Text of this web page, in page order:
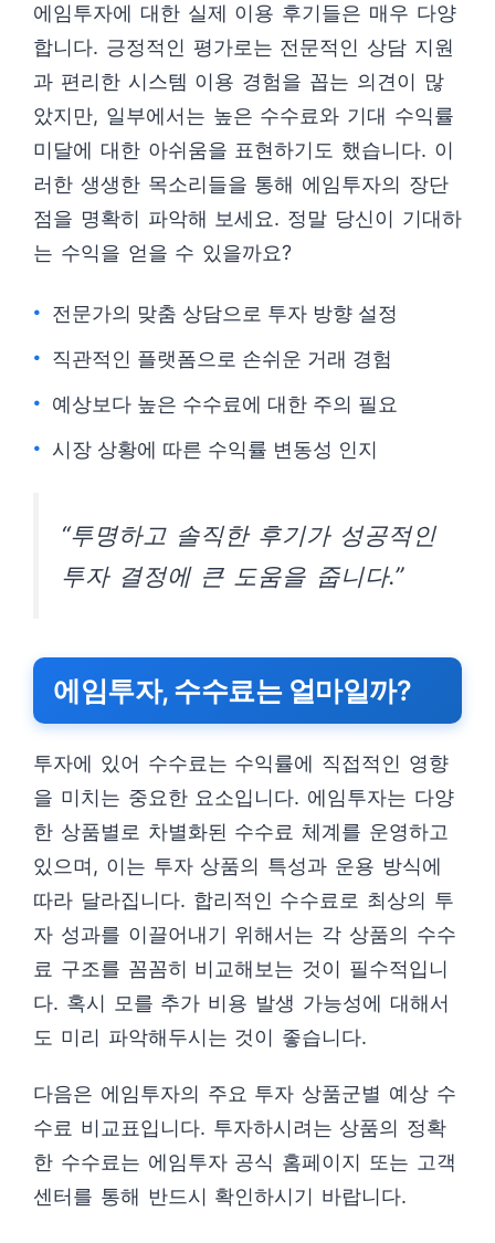
에임투자에 대한 실제 이용 후기들은 매우 다양
합니다. 긍정적인 평가로는 전문적인 상담 지원
과 편리한 시스템 이용 경험을 꼽는 의견이 많
았지만, 일부에서는 높은 수수료와 기대 수익률
미달에 대한 아쉬움을 표현하기도 했습니다. 이
러한 생생한 목소리들을 통해 에임투자의 장단
점을 명확히 파악해 보세요. 정말 당신이 기대하
는 수익을 얻을 수 있을까요?
전문가의 맞춤 상담으로 투자 방향 설정
직관적인 플랫폼으로 손쉬운 거래 경험
예상보다 높은 수수료에 대한 주의 필요
시장 상황에 따른 수익률 변동성 인지
“투명하고 솔직한 후기가 성공적인
투자 결정에 큰 도움을 줍니다.”
에임투자, 수수료는 얼마일까?
투자에 있어 수수료는 수익률에 직접적인 영향
을 미치는 중요한 요소입니다. 에임투자는 다양
한 상품별로 차별화된 수수료 체계를 운영하고
있으며, 이는 투자 상품의 특성과 운용 방식에
따라 달라집니다. 합리적인 수수료로 최상의 투
자 성과를 이끌어내기 위해서는 각 상품의 수수
료 구조를 꼼꼼히 비교해보는 것이 필수적입니
다. 혹시 모를 추가 비용 발생 가능성에 대해서
도 미리 파악해두시는 것이 좋습니다.
다음은 에임투자의 주요 투자 상품군별 예상 수
수료 비교표입니다. 투자하시려는 상품의 정확
한 수수료는 에임투자 공식 홈페이지 또는 고객
센터를 통해 반드시 확인하시기 바랍니다.